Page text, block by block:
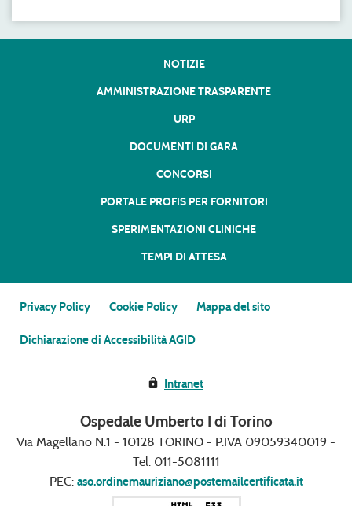
NOTIZIE
AMMINISTRAZIONE TRASPARENTE
URP
DOCUMENTI DI GARA
CONCORSI
PORTALE PROFIS PER FORNITORI
SPERIMENTAZIONI CLINICHE
TEMPI DI ATTESA
Privacy Policy Cookie Policy Mappa del sito
Dichiarazione di Accessibilità AGID
Intranet
Ospedale Umberto I di Torino
Via Magellano N.1 - 10128 TORINO - P.IVA 09059340019 -
Tel. 011-5081111
PEC: aso.ordinemauriziano@postemailcertificata.it